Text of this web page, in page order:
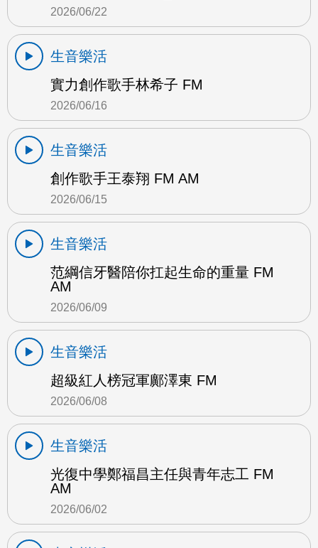
2026/06/22
生音樂活
實力創作歌手林希子 FM
2026/06/16
生音樂活
創作歌手王泰翔 FM AM
2026/06/15
生音樂活
范綱信牙醫陪你扛起生命的重量 FM
AM
2026/06/09
生音樂活
超級紅人榜冠軍鄺澤東 FM
2026/06/08
生音樂活
光復中學鄭福昌主任與青年志工 FM
AM
2026/06/02